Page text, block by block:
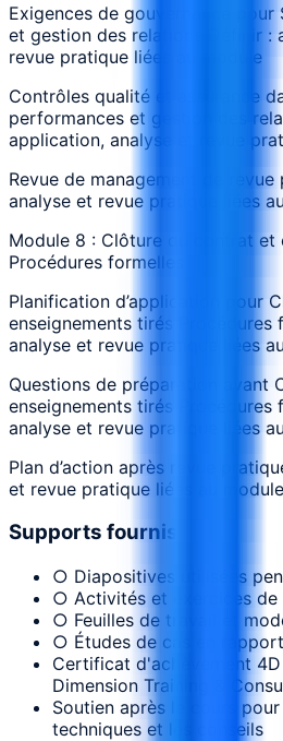
Exigences de gouvernance
et gestion des relations Définir :
revue pratique liées au module
Contrôles qualité et assurance
performances et gestion des
application, analyse et revue
Revue de management de
analyse et revue pratique liées
Module 8 : Clôture du contrat et
Procédures formelles
Planification d’application pour
enseignements tirés Procédures
analyse et revue pratique liées
Questions de préparation avant
enseignements tirés Procédures
analyse et revue pratique liées
Plan d’action après revue
et revue pratique liées au module
Supports fournis
○ Diapositives utilisées
○ Activités et exercices de
○ Feuilles de travail et
○ Études de cas en
Certificat d'achèvement
Dimension Training &
Soutien après le cours
techniques et les conseils